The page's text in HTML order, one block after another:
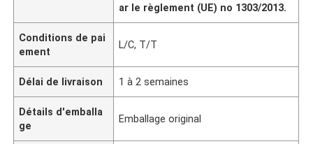
ar le règlement (UE) no 1303/2013.
Conditions de pai
ement
L/C, T/T
Délai de livraison 1 à 2 semaines
Détails d'emballa
ge
Emballage original